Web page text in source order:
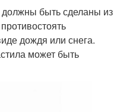
должны быть сделаны из
дождя или снега.
может быть